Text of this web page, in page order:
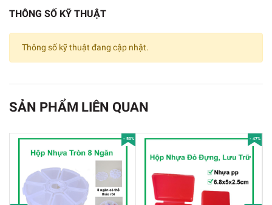
Hộp Nhựa 96x48x16mm
Thông Số Kĩ Thuật:
THÔNG SỐ KỸ THUẬT
Thông số kỹ thuật đang cập nhật.
SẢN PHẨM LIÊN QUAN
- 50% - 47%